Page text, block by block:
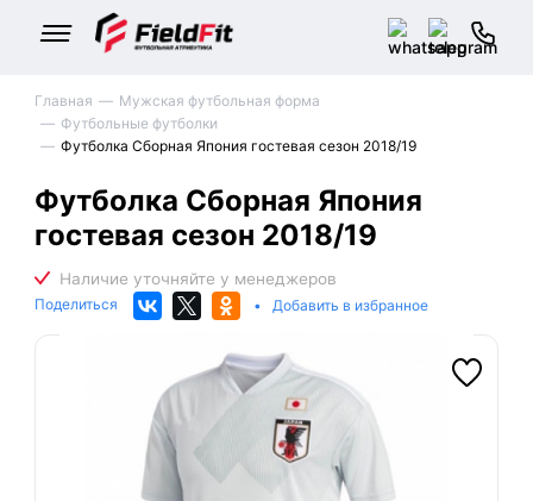
Главная
Мужская футбольная форма
Футбольные футболки
Футболка Сборная Япония гостевая сезон 2018/19
Футболка Сборная Япония
гостевая сезон 2018/19
Поделиться • Добавить в избранное